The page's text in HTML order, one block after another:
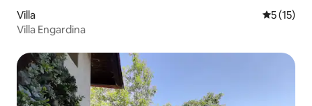
Villa 5 ud af 5
5 (15)
Villa Engardina